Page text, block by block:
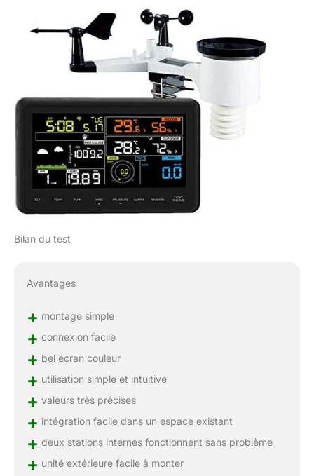
Bilan du test
Avantages
+ montage simple
+ connexion facile
+ bel écran couleur
+ utilisation simple et intuitive
+ valeurs très précises
+ intégration facile dans un espace existant
+ deux stations internes fonctionnent sans problème
+ unité extérieure facile à monter